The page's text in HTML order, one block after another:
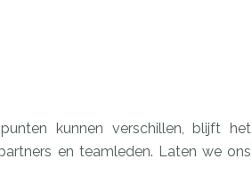
kunnen verschillen, blijft het
en teamleden. Laten we ons